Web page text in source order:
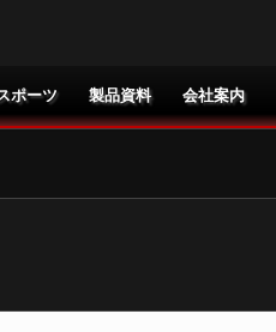
ポーツ 製品資料 会社案内